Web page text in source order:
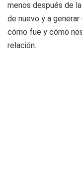
menos después de
de nuevo y a generar
cómo fue y cómo
relación.